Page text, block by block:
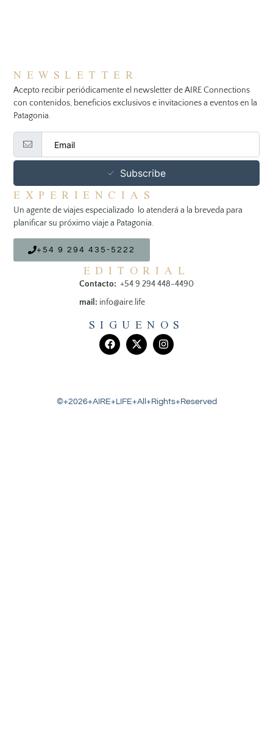
NEWSLETTER
Acepto recibir periódicamente el newsletter de AIRE Connections
con contenidos, beneficios exclusivos e invitaciones a eventos en la
Patagonia.
Subscribe
EXPERIENCIAS
Un agente de viajes especializado lo atenderá a la breveda para
planificar su próximo viaje a Patagonia.
+54 9 294 435-5222
EDITORIAL
Contacto: +54 9 294 448-4490
mail: info@aire.life
SIGUENOS
©+2026+AIRE+LIFE+All+Rights+Reserved